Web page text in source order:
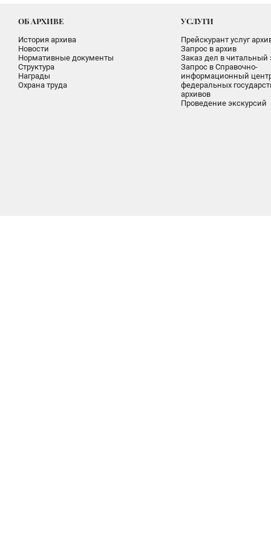
ОБ АРХИВЕ
История архива
Новости
Нормативные документы
Структура
Награды
Охрана труда
УСЛУГИ
Прейскурант услуг
Запрос в архив
Заказ дел в читальный
Запрос в Справочно-
информационный
федеральных
архивов
Проведение экскурсий